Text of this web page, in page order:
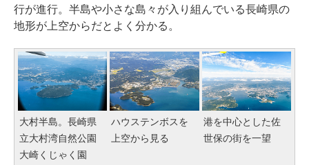
行が進行。半島や小さな島々が入り組んでいる長崎県の
地形が上空からだとよく分かる。
大村半島。長崎県
立大村湾自然公園
大崎くじゃく園
ハウステンボスを
上空から見る
港を中心とした佐
世保の街を一望